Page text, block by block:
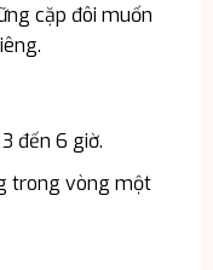
cặp đôi muốn
đến 6 giờ.
trong vòng một